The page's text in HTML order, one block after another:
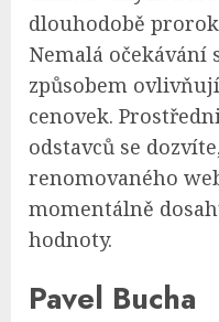
dlouhodobě
Nemalá očekávání
způsobem
cenovek.
odstavců se
renomovaného
momentálně
hodnoty.
Pavel Bucha